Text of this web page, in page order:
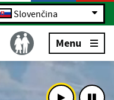
Slovenčina
Menu